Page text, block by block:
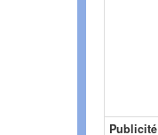
Publicité